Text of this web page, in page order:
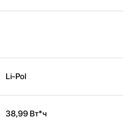
Li-Pol
38,99 Вт*ч